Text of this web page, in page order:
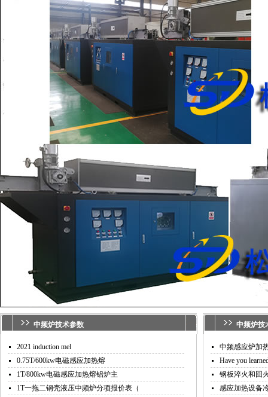
中频炉技术参数
2021 induction mel
0.75T/600kw电磁感应加热熔
1T/800kw电磁感应加热熔铝炉主
1T一拖二钢壳液压中频炉分项报价表（
中频炉技
中频感应炉加
Have you
钢板淬火和回
感应加热设备